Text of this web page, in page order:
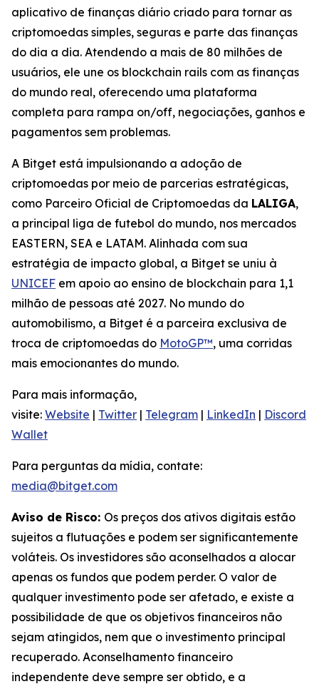
aplicativo de finanças diário criado para tornar as
criptomoedas simples, seguras e parte das finanças
do dia a dia. Atendendo a mais de 80 milhões de
usuários, ele une os blockchain rails com as finanças
do mundo real, oferecendo uma plataforma
completa para rampa on/off, negociações, ganhos e
pagamentos sem problemas.
A Bitget está impulsionando a adoção de
criptomoedas por meio de parcerias estratégicas,
como Parceiro Oficial de Criptomoedas da LALIGA,
a principal liga de futebol do mundo, nos mercados
EASTERN, SEA e LATAM. Alinhada com sua
estratégia de impacto global, a Bitget se uniu à
UNICEF em apoio ao ensino de blockchain para 1,1
milhão de pessoas até 2027. No mundo do
automobilismo, a Bitget é a parceira exclusiva de
troca de criptomoedas do MotoGP™, uma corridas
mais emocionantes do mundo.
Para mais informação,
visite: Website | Twitter | Telegram | LinkedIn | Discord
Wallet
Para perguntas da mídia, contate:
media@bitget.com
Aviso de Risco: Os preços dos ativos digitais estão
sujeitos a flutuações e podem ser significantemente
voláteis. Os investidores são aconselhados a alocar
apenas os fundos que podem perder. O valor de
qualquer investimento pode ser afetado, e existe a
possibilidade de que os objetivos financeiros não
sejam atingidos, nem que o investimento principal
recuperado. Aconselhamento financeiro
independente deve sempre ser obtido, e a